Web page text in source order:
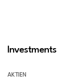
Investments
AKTIEN